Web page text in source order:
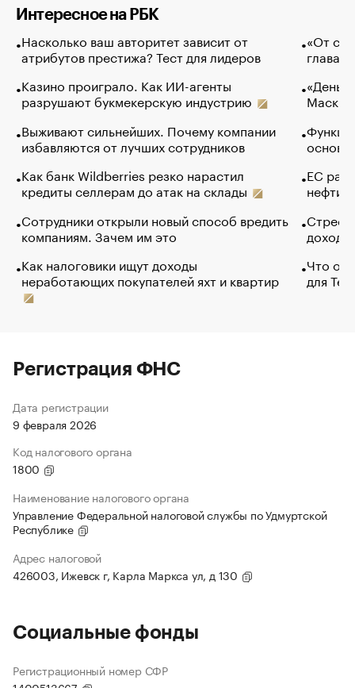
Интересное на РБК
Насколько ваш авторитет зависит от
атрибутов престижа? Тест для лидеров
Казино проиграло. Как ИИ-агенты
разрушают букмекерскую индустрию
Выживают сильнейших. Почему компании
избавляются от лучших сотрудников
Как банк Wildberries резко нарастил
кредиты селлерам до атак на склады
Сотрудники открыли новый способ вредить
компаниям. Зачем им это
Как налоговики ищут доходы
неработающих покупателей яхт и квартир
«От
глава
Маск в
основ
ЕС
нефти
Что
для
Регистрация ФНС
Дата регистрации
9 февраля 2026
Код налогового органа
1800
Наименование налогового органа
Управление Федеральной налоговой службы по Удмуртской
Республике
Адрес налоговой
426003, Ижевск г, Карла Маркса ул, д 130
Социальные фонды
Регистрационный номер СФР